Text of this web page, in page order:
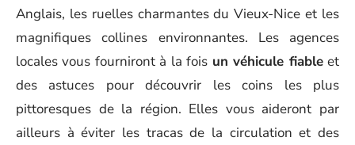
Anglais, les ruelles charmantes du Vieux-Nice et les
magnifiques collines environnantes. Les agences
locales vous fourniront à la fois unvéhicule fiableet
des astuces pour découvrir les coins les plus
pittoresques de la région. Elles vous aideront par
ailleurs à éviter les tracas de la circulation et des